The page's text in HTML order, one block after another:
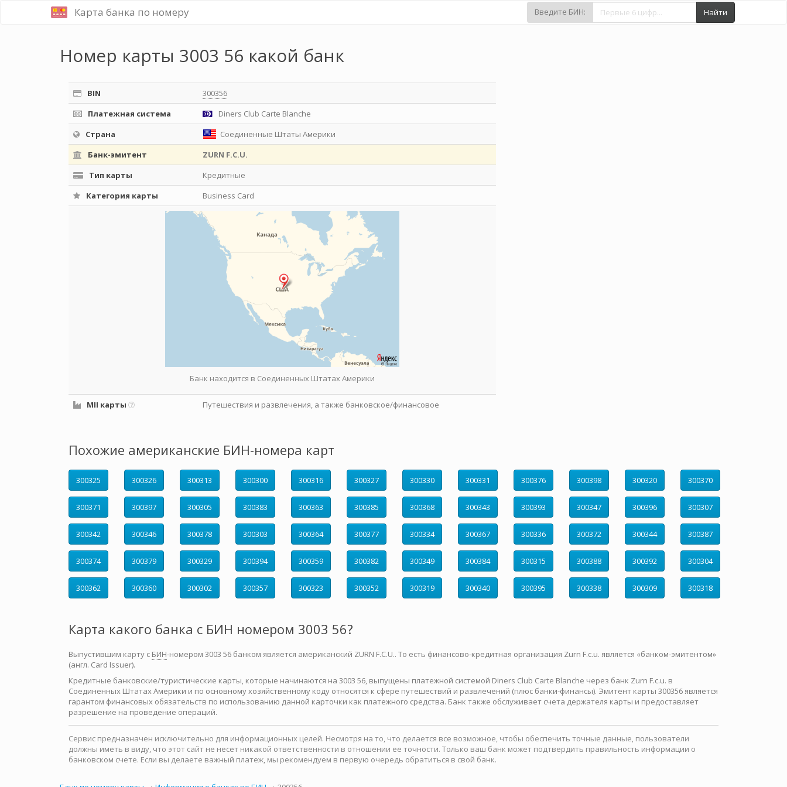
Карта банка по номеру Введите БИН: Найти
Номер карты 3003 56 какой банк
BIN
300356
Платежная система
Diners Club Carte Blanche
Страна
Соединенные Штаты Америки
Банк-эмитент
ZURN F.C.U.
Тип карты
Кредитные
Категория карты
Business Card
Банк находится в Соединенных Штатах Америки
MII карты Путешествия и развлечения, а также банковское/финансовое
Похожие американские БИН-номера карт
300325 300326 300313 300300 300316 300327 300330 300331 300376 300398 300320 300370
300371 300397 300305 300383 300363 300385 300368 300343 300393 300347 300396 300307
300342 300346 300378 300303 300364 300377 300334 300367 300336 300372 300344 300387
300374 300379 300329 300394 300359 300382 300349 300384 300315 300388 300392 300304
300362 300360 300302 300357 300323 300352 300319 300340 300395 300338 300309 300318
Карта какого банка с БИН номером 3003 56?
Выпустившим карту с БИН-номером 3003 56 банком является американский ZURN F.C.U.. То есть финансово-кредитная организация Zurn F.c.u. является «банком-эмитентом»
(англ. Card Issuer).
Кредитные банковские/туристические карты, которые начинаются на 3003 56, выпущены платежной системой Diners Club Carte Blanche через банк Zurn F.c.u. в
Соединенных Штатах Америки и по основному хозяйственному коду относятся к сфере путешествий и развлечений (плюс банки-финансы). Эмитент карты 300356 является
гарантом финансовых обязательств по использованию данной карточки как платежного средства. Банк также обслуживает счета держателя карты и предоставляет
разрешение на проведение операций.
Сервис предназначен исключительно для информационных целей. Несмотря на то, что делается все возможное, чтобы обеспечить точные данные, пользователи
должны иметь в виду, что этот сайт не несет никакой ответственности в отношении ее точности. Только ваш банк может подтвердить правильность информации о
банковском счете. Если вы делаете важный платеж, мы рекомендуем в первую очередь обратиться в свой банк.